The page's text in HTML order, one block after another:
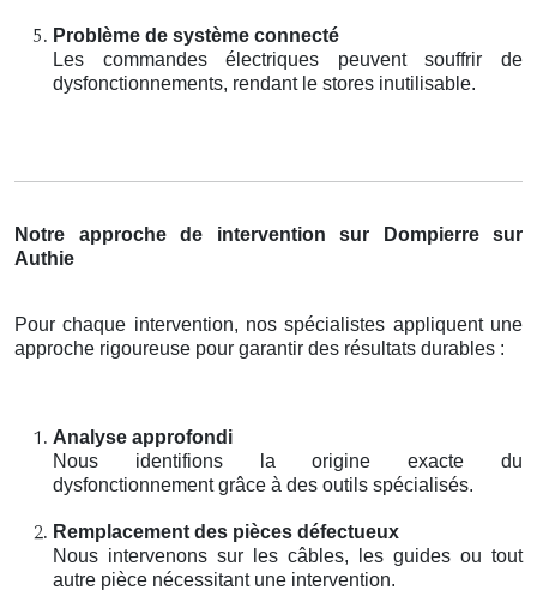
Problème de système connecté
Les commandes électriques peuvent souffrir de
dysfonctionnements, rendant le stores inutilisable.
Notre approche de intervention sur Dompierre sur
Authie
Pour chaque intervention, nos spécialistes appliquent une
approche rigoureuse pour garantir des résultats durables :
Analyse approfondi
Nous identifions la origine exacte du
dysfonctionnement grâce à des outils spécialisés.
Remplacement des pièces défectueux
Nous intervenons sur les câbles, les guides ou tout
autre pièce nécessitant une intervention.